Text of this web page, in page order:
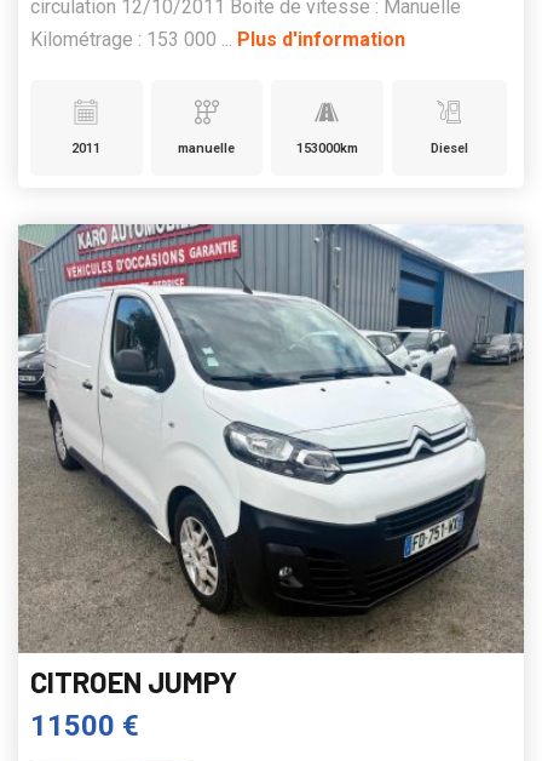
circulation 12/10/2011 Boite de vitesse : Manuelle
Kilométrage : 153 000 ... Plus d'information
2011 manuelle 153000km Diesel
CITROEN JUMPY
11500 €